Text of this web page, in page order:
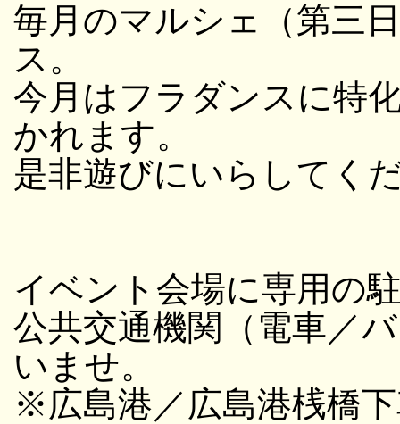
毎月のマルシェ（第三
ス。
今月はフラダンスに特
かれます。
是非遊びにいらしてく
イベント会場に専用の
公共交通機関（電車／
いませ。
※広島港／広島港桟橋